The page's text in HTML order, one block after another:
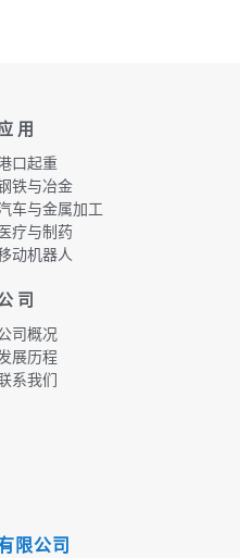
用
口起重
铁与冶金
车与金属加工
疗与制药
动机器人
司
司概况
展历程
系我们
限公司